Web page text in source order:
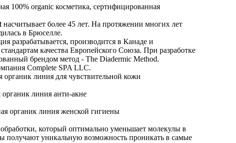
100% organic косметика, сертифицированная
насчитывает более 45 лет. На протяжении многих лет
в Брюселле.
разрабатывается, производится в Канаде и
качества Европейского Союза. При разработке
брендом метод - The Diadermic Method.
Complete SPA LLC.
линия для чувствительной кожи
линия анти-акне
органик линия женской гигиены
который оптимально уменьшает молекулы в
получают уникальную возможность проникать в самые